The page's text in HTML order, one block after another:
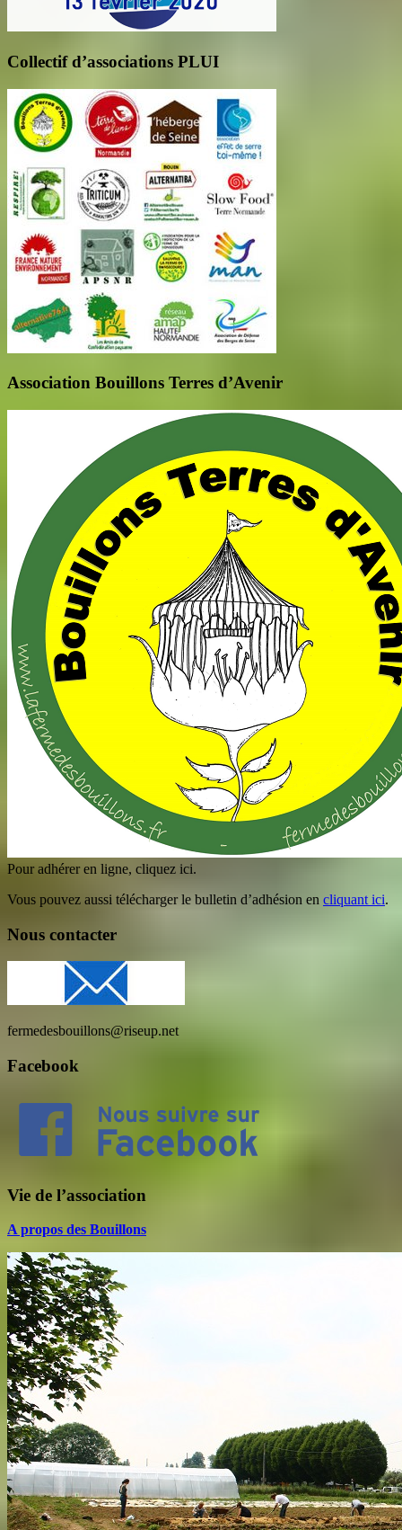
Collectif d’associations PLUI
Association Bouillons Terres d’Avenir
Pour adhérer en ligne, cliquez ici.
Vous pouvez aussi télécharger le bulletin d’adhésion en cliquant ici.
Nous contacter
fermedesbouillons@riseup.net
Facebook
Vie de l’association
A propos des Bouillons